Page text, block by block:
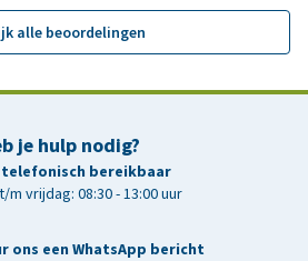
alle beoordelingen
je hulp nodig?
telefonisch bereikbaar
m vrijdag: 08:30 - 13:00 uur
ons een WhatsApp bericht